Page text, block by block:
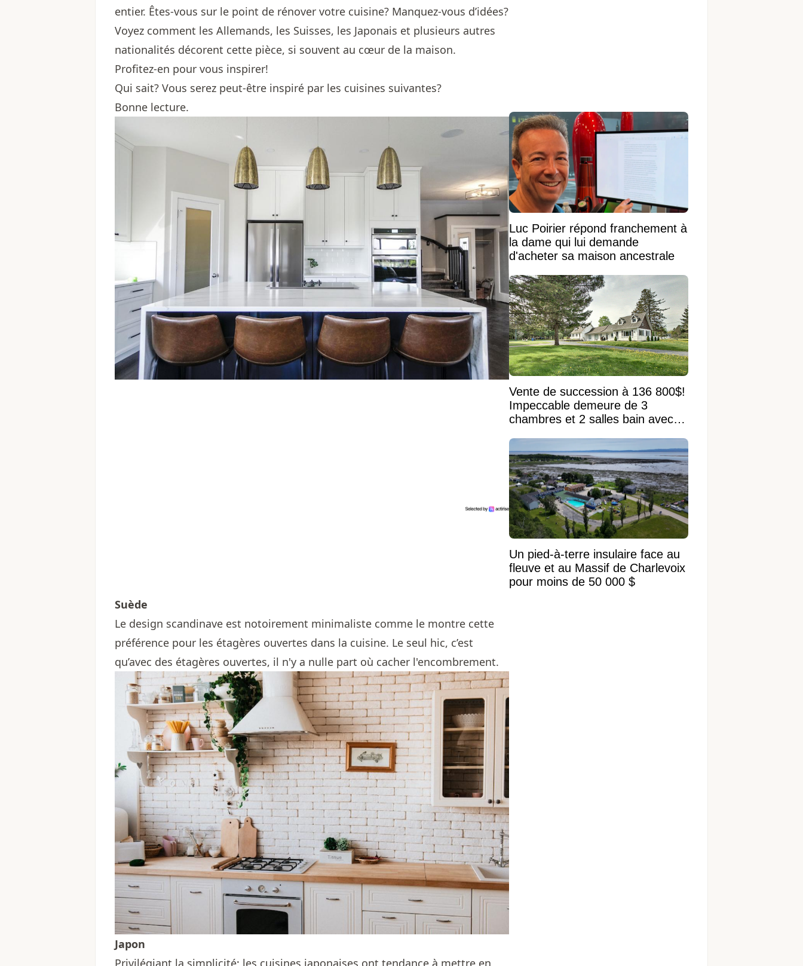
entier. Êtes-vous sur le point de rénover votre cuisine? Manquez-vous d’idées?
Voyez comment les Allemands, les Suisses, les Japonais et plusieurs autres
nationalités décorent cette pièce, si souvent au cœur de la maison.
Profitez-en pour vous inspirer!
Qui sait? Vous serez peut-être inspiré par les cuisines suivantes?
Bonne lecture.
Suède
Le design scandinave est notoirement minimaliste comme le montre cette
préférence pour les étagères ouvertes dans la cuisine. Le seul hic, c’est
qu’avec des étagères ouvertes, il n'y a nulle part où cacher l'encombrement.
Japon
Luc Poirier répond franchement à
la dame qui lui demande
d'acheter sa maison ancestrale
Vente de succession à 136 800$!
Impeccable demeure de 3
chambres et 2 salles bain avec
Un pied-à-terre insulaire face au
fleuve et au Massif de Charlevoix
pour moins de 50 000 $